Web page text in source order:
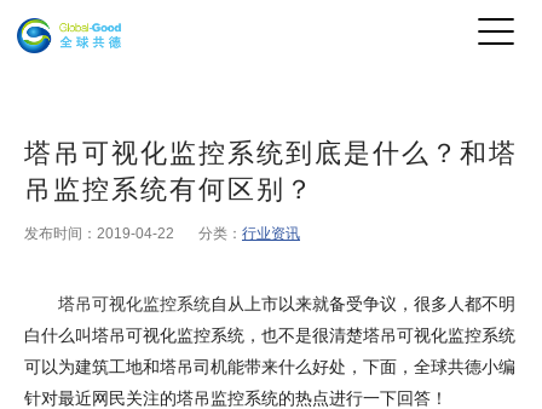
塔吊可视化监控系统到底是什么？和塔
吊监控系统有何区别？
发布时间：2019-04-22 分类： 行业资讯
塔吊可视化监控系统自从上市以来就备受争议，很多人都不明
白什么叫塔吊可视化监控系统，也不是很清楚塔吊可视化监控系统
可以为建筑工地和塔吊司机能带来什么好处，下面，全球共德小编
针对最近网民关注的塔吊监控系统的热点进行一下回答！